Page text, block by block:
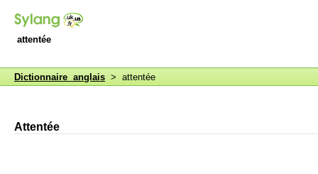
attentée
Dictionnaire anglais > attentée
Attentée